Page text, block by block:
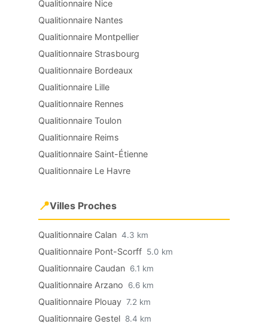
Qualitionnaire Nice
Qualitionnaire Nantes
Qualitionnaire Montpellier
Qualitionnaire Strasbourg
Qualitionnaire Bordeaux
Qualitionnaire Lille
Qualitionnaire Rennes
Qualitionnaire Toulon
Qualitionnaire Reims
Qualitionnaire Saint-Étienne
Qualitionnaire Le Havre
📍Villes Proches
Qualitionnaire Calan 4.3 km
Qualitionnaire Pont-Scorff 5.0 km
Qualitionnaire Caudan 6.1 km
Qualitionnaire Arzano 6.6 km
Qualitionnaire Plouay 7.2 km
Qualitionnaire Gestel 8.4 km